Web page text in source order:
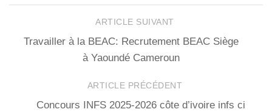
ARTICLE SUIVANT
Travailler à la BEAC: Recrutement BEAC Siège
à Yaoundé Cameroun
ARTICLE PRÉCÉDENT
Concours INFS 2025-2026 côte d’ivoire infs ci